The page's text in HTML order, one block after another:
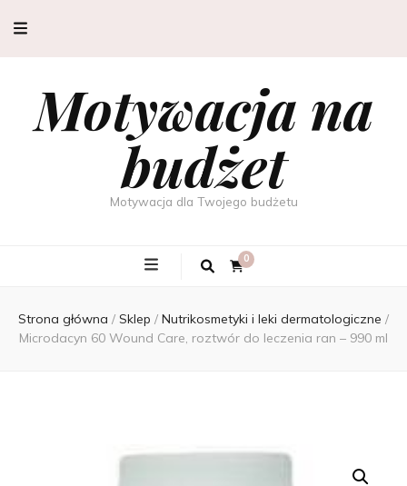
Motywacja na
budżet
Motywacja dla Twojego budżetu
0
Strona główna / Sklep / Nutrikosmetyki i leki dermatologiczne /
Microdacyn 60 Wound Care, roztwór do leczenia ran – 990 ml